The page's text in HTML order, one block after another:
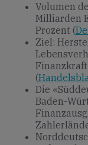
Volumen
Milliarden
Prozent (
Ziel:
(
Die
Baden-